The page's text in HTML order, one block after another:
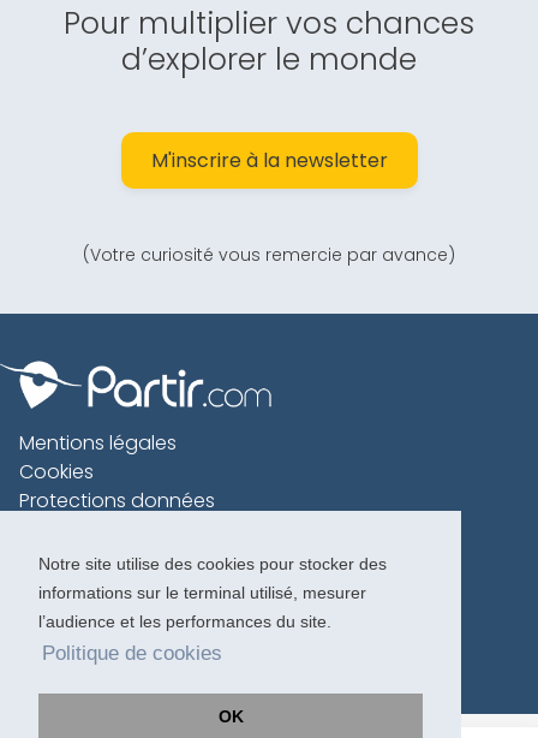
Notre site utilise des cookies pour stocker des
informations sur le terminal utilisé, mesurer
l’audience et les performances du site.
Politique de cookies
OK
Pour multiplier vos chances
d’explorer le monde
M'inscrire à la newsletter
(Votre curiosité vous remercie par avance)
Mentions légales
Cookies
Protections données
Charte voyageur
Copyright 1996-2026